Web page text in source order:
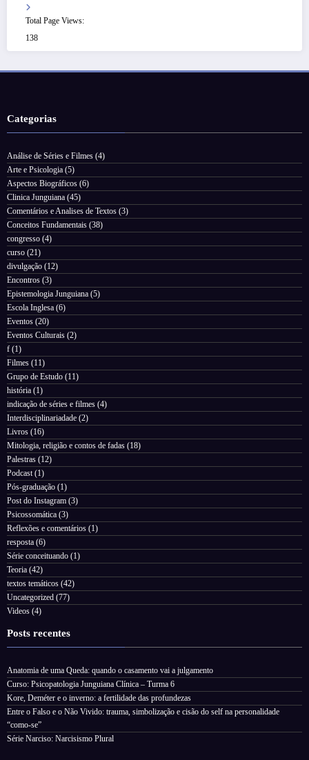
Total Page Views:
138
Categorias
Análise de Séries e Filmes (4)
Arte e Psicologia (5)
Aspectos Biográficos (6)
Clinica Junguiana (45)
Comentários e Analises de Textos (3)
Conceitos Fundamentais (38)
congresso (4)
curso (21)
divulgação (12)
Encontros (3)
Epistemologia Junguiana (5)
Escola Inglesa (6)
Eventos (20)
Eventos Culturais (2)
f (1)
Filmes (11)
Grupo de Estudo (11)
história (1)
indicação de séries e filmes (4)
Interdisciplinariadade (2)
Livros (16)
Mitologia, religião e contos de fadas (18)
Palestras (12)
Podcast (1)
Pós-graduação (1)
Post do Instagram (3)
Psicossomática (3)
Reflexões e comentários (1)
resposta (6)
Série conceituando (1)
Teoria (42)
textos temáticos (42)
Uncategorized (77)
Videos (4)
Posts recentes
Anatomia de uma Queda: quando o casamento vai a julgamento
Curso: Psicopatologia Junguiana Clínica – Turma 6
Kore, Deméter e o inverno: a fertilidade das profundezas
Entre o Falso e o Não Vivido: trauma, simbolização e cisão do self na personalidade
“como-se”
Série Narciso: Narcisismo Plural